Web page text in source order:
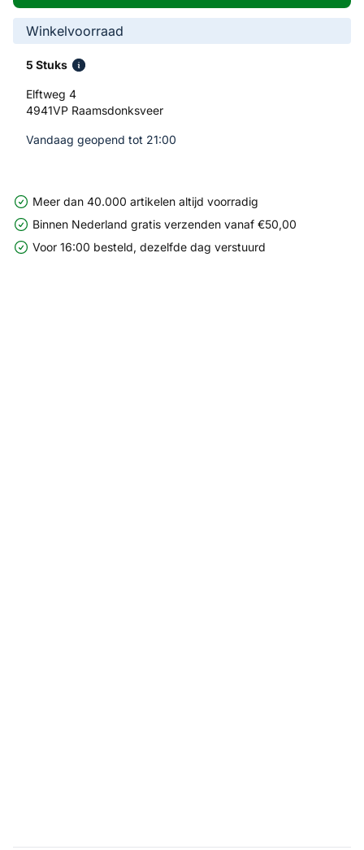
Winkelvoorraad
5 Stuks
Elftweg 4
4941VP Raamsdonksveer
Vandaag geopend tot 21:00
Meer dan 40.000 artikelen altijd voorradig
Binnen Nederland gratis verzenden vanaf €50,00
Voor 16:00 besteld, dezelfde dag verstuurd